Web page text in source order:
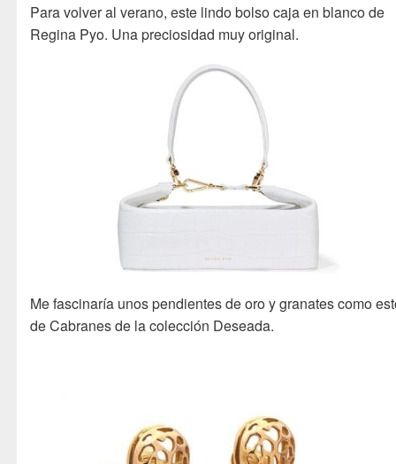
Para volver al verano, este lindo bolso caja en blanco de
Regina Pyo. Una preciosidad muy original.
Me fascinaría unos pendientes de oro y granates como
de Cabranes de la colección Deseada.